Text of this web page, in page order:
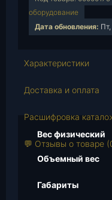
в
т
в
р
оборудование
Дата обновления:
Характеристики
Доставка и оплата
Расшифровка
💬 Отзывы о товаре
Вес физический
Объемный вес
Габариты